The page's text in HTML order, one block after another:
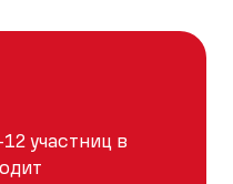
участниц в